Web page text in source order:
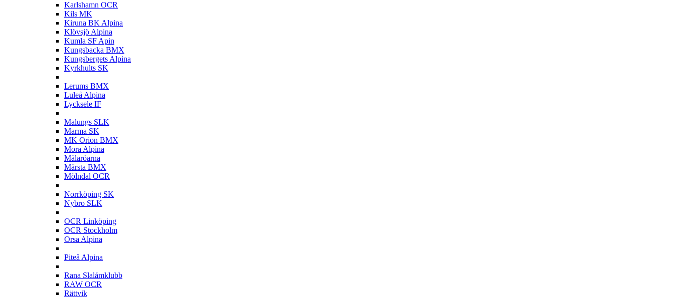
Karlshamn OCR
Kils MK
Kiruna BK Alpina
Klövsjö Alpina
Kumla SF Apin
Kungsbacka BMX
Kungsbergets Alpina
Kyrkhults SK
Lerums BMX
Luleå Alpina
Lycksele IF
Malungs SLK
Marma SK
MK Orion BMX
Mora Alpina
Mälaröarna
Märsta BMX
Mölndal OCR
Norrköping SK
Nybro SLK
OCR Linköping
OCR Stockholm
Orsa Alpina
Piteå Alpina
Rana Slalåmklubb
RAW OCR
Rättvik